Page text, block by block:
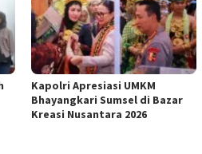
Kapolri Apresiasi UMKM
Bhayangkari Sumsel di Bazar
Kreasi Nusantara 2026